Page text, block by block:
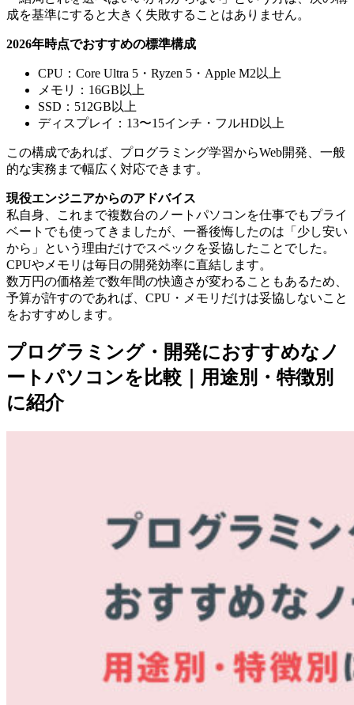
成を基準にすると大きく失敗することはありません。
2026年時点でおすすめの標準構成
CPU：Core Ultra 5・Ryzen 5・Apple M2以上
メモリ：16GB以上
SSD：512GB以上
ディスプレイ：13〜15インチ・フルHD以上
この構成であれば、プログラミング学習からWeb開発、一般
的な実務まで幅広く対応できます。
現役エンジニアからのアドバイス
私自身、これまで複数台のノートパソコンを仕事でもプライ
ベートでも使ってきましたが、一番後悔したのは「少し安い
から」という理由だけでスペックを妥協したことでした。
CPUやメモリは毎日の開発効率に直結します。
数万円の価格差で数年間の快適さが変わることもあるため、
予算が許すのであれば、CPU・メモリだけは妥協しないこと
をおすすめします。
プログラミング・開発におすすめなノ
ートパソコンを比較｜用途別・特徴別
に紹介